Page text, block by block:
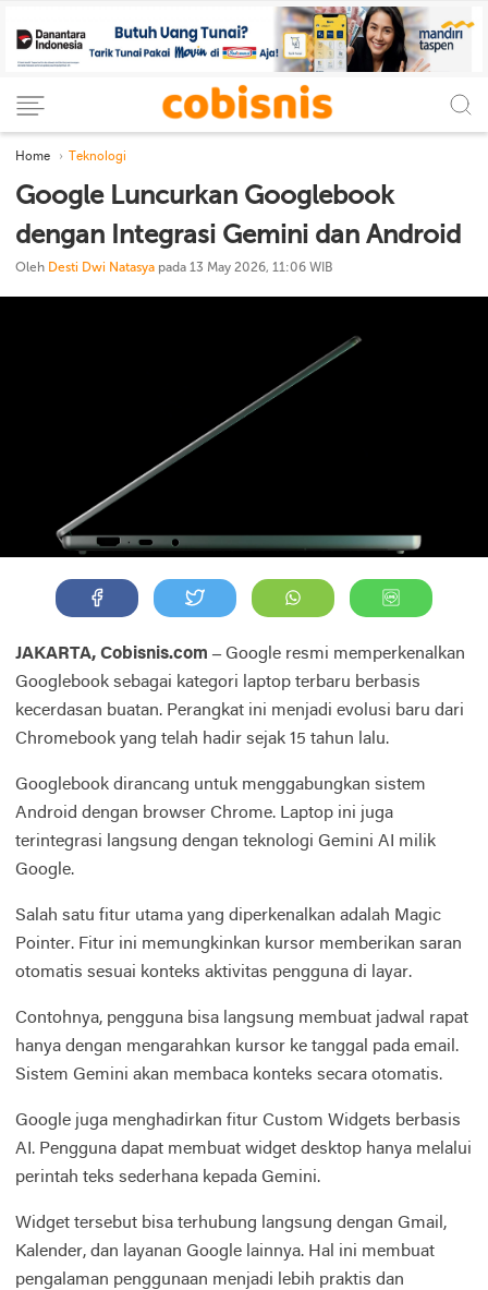
Home Teknologi
Google Luncurkan Googlebook
dengan Integrasi Gemini dan Android
Oleh Desti Dwi Natasya pada 13 May 2026, 11:06 WIB
JAKARTA, Cobisnis.com – Google resmi memperkenalkan
Googlebook sebagai kategori laptop terbaru berbasis
kecerdasan buatan. Perangkat ini menjadi evolusi baru dari
Chromebook yang telah hadir sejak 15 tahun lalu.
Googlebook dirancang untuk menggabungkan sistem
Android dengan browser Chrome. Laptop ini juga
terintegrasi langsung dengan teknologi Gemini AI milik
Google.
Salah satu fitur utama yang diperkenalkan adalah Magic
Pointer. Fitur ini memungkinkan kursor memberikan saran
otomatis sesuai konteks aktivitas pengguna di layar.
Contohnya, pengguna bisa langsung membuat jadwal rapat
hanya dengan mengarahkan kursor ke tanggal pada email.
Sistem Gemini akan membaca konteks secara otomatis.
Google juga menghadirkan fitur Custom Widgets berbasis
AI. Pengguna dapat membuat widget desktop hanya melalui
perintah teks sederhana kepada Gemini.
Widget tersebut bisa terhubung langsung dengan Gmail,
Kalender, dan layanan Google lainnya. Hal ini membuat
pengalaman penggunaan menjadi lebih praktis dan